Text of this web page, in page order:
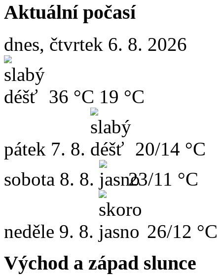
Aktuální počasí
dnes, čtvrtek 6. 8. 2026
36 °C 19 °C
pátek 7. 8.
20/14 °C
sobota 8. 8. 23/11 °C
neděle 9. 8. 26/12 °C
Východ a západ slunce